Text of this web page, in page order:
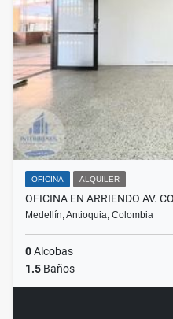
OFICINA ALQUILER
OFICINA EN ARRIENDO AV.
Medellín, Antioquia, Colombia
0Alcobas
1.5 Baños